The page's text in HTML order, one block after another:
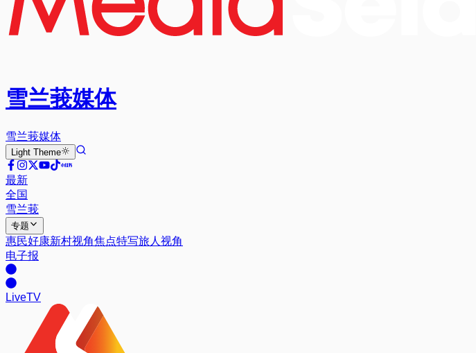
雪兰莪媒体
雪兰莪媒体
Light Theme
最新
全国
雪兰莪
专题
惠民好康新村视角焦点特写旅人视角
电子报
LiveTV